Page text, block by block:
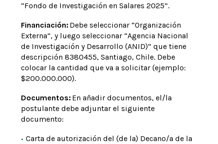
“Fondo de Investigación en Salares 2025”.
Financiación: Debe seleccionar “Organización
Externa”, y luego seleccionar “Agencia Nacional
de Investigación y Desarrollo (ANID)” que tiene
descripción 8380455, Santiago, Chile. Debe
colocar la cantidad que va a solicitar (ejemplo:
$200.000.000).
Documentos: En añadir documentos, el/la
postulante debe adjuntar el siguiente
documento:
Carta de autorización del (de la) Decano/a de la